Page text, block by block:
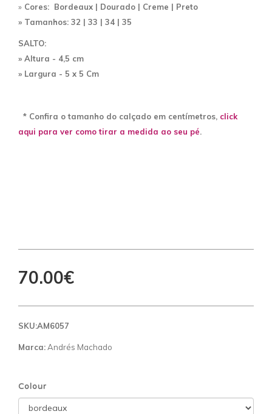
» Cores: Bordeaux | Dourado | Creme | Preto
» Tamanhos: 32 | 33 | 34 | 35
SALTO:
» Altura - 4,5 cm
» Largura - 5 x 5 Cm
* Confira o tamanho do calçado em centímetros, click
aqui para ver como tirar a medida ao seu pé.
70.00€
SKU:AM6057
Marca: Andrés Machado
Colour